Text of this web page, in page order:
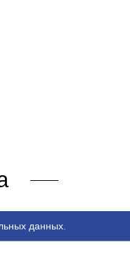
данных.